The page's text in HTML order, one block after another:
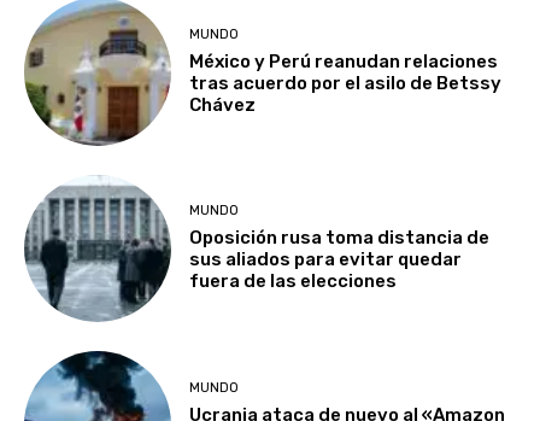
MUNDO
México y Perú reanudan relaciones
tras acuerdo por el asilo de Betssy
Chávez
MUNDO
Oposición rusa toma distancia de
sus aliados para evitar quedar
fuera de las elecciones
MUNDO
Ucrania ataca de nuevo al «Amazon